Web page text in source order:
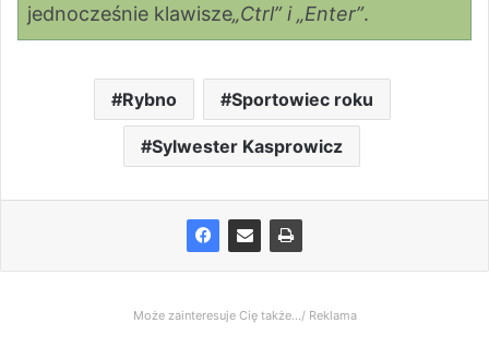
jednocześnie klawisze„Ctrl” i „Enter”.
Rybno Sportowiec roku
Sylwester Kasprowicz
Może zainteresuje Cię także.../ Reklama